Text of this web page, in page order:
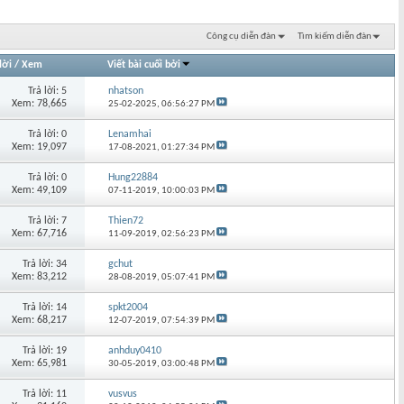
Công cụ diễn đàn Tìm kiếm diễn đàn
/ Xem Viết bài cuối bởi
Trả lời: 5
Xem: 78,665
nhatson
25-02-2025,06:56:27 PM
Trả lời: 0
Xem: 19,097
Lenamhai
17-08-2021,01:27:34 PM
Trả lời: 0
Xem: 49,109
Hung22884
07-11-2019, 10:00:03 PM
Trả lời: 7
Xem: 67,716
Thien72
11-09-2019,02:56:23 PM
Trả lời: 34
Xem: 83,212
gchut
28-08-2019,05:07:41 PM
Trả lời: 14
Xem: 68,217
spkt2004
12-07-2019,07:54:39 PM
Trả lời: 19
Xem: 65,981
anhduy0410
30-05-2019,03:00:48 PM
Trả lời: 11
vusvus